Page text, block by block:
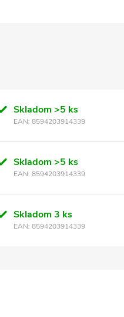
Skladom>5 ks
EAN: 8594203914339
Skladom>5 ks
EAN: 8594203914339
Skladom3 ks
EAN: 8594203914339